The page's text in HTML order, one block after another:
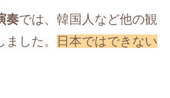
奏では、韓国人など他の観
ました。
日本ではできない